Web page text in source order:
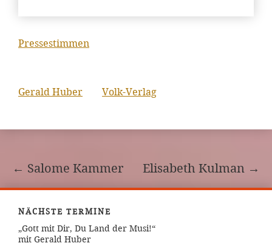
Pressestimmen
Gerald Huber Volk-Verlag
← Salome Kammer Elisabeth Kulman →
NÄCHSTE TERMINE
„Gott mit Dir, Du Land der Musi!“
mit Gerald Huber